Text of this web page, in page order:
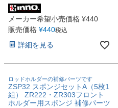
メーカー希望小売価格 ¥440
販売価格 ¥440税込
詳細を見る
ロッドホルダーの補修パーツです
ZSP32 スポンジセットA（5枚1
組） ZR222・ZR303フロント
ホルダー用スポンジ 補修パーツ